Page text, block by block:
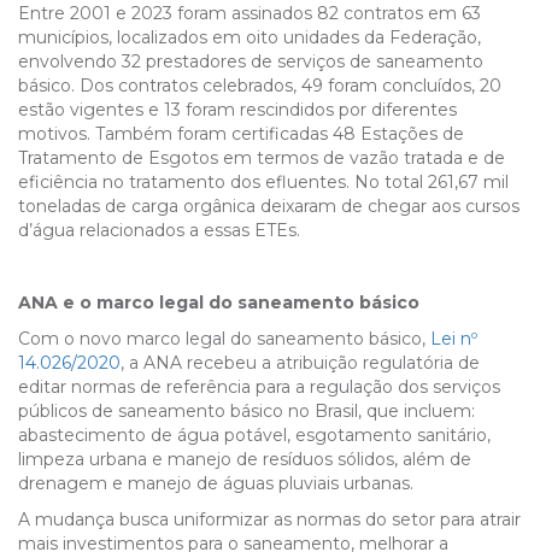
Entre 2001 e 2023 foram assinados 82 contratos em 63
municípios, localizados em oito unidades da Federação,
envolvendo 32 prestadores de serviços de saneamento
básico. Dos contratos celebrados, 49 foram concluídos, 20
estão vigentes e 13 foram rescindidos por diferentes
motivos. Também foram certificadas 48 Estações de
Tratamento de Esgotos em termos de vazão tratada e de
eficiência no tratamento dos efluentes. No total 261,67 mil
toneladas de carga orgânica deixaram de chegar aos cursos
d’água relacionados a essas ETEs.
ANA e o marco legal do saneamento básico
Com o novo marco legal do saneamento básico, Lei nº
14.026/2020, a ANA recebeu a atribuição regulatória de
editar normas de referência para a regulação dos serviços
públicos de saneamento básico no Brasil, que incluem:
abastecimento de água potável, esgotamento sanitário,
limpeza urbana e manejo de resíduos sólidos, além de
drenagem e manejo de águas pluviais urbanas.
A mudança busca uniformizar as normas do setor para atrair
mais investimentos para o saneamento, melhorar a